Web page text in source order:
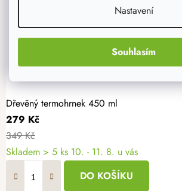
Nastavení
Souhlasím
Dřevěný termohrnek 450 ml
279 Kč
349 Kč
Skladem > 5 ks 10. - 11. 8. u vás
DO KOŠÍKU